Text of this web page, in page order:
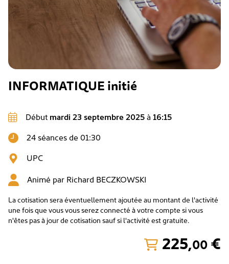
INFORMATIQUE initié
Début mardi 23 septembre 2025à 16:15
24 séances de 01:30
UPC
Animé par Richard BECZKOWSKI
La cotisation sera éventuellement ajoutée au montant de l'activité
une fois que vous vous serez connecté à votre compte si vous
n'êtes pas à jour de cotisation sauf si l'activité est gratuite.
225,00 €